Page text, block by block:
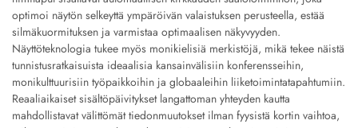
optimoi näytön selkeyttä ympäröivän valaistuksen perusteella, estää
silmäkuormituksen ja varmistaa optimaalisen näkyvyyden.
Näyttöteknologia tukee myös monikielisiä merkistöjä, mikä tekee näistä
tunnistusratkaisuista ideaalisia kansainvälisiin konferensseihin,
monikulttuurisiin työpaikkoihin ja globaaleihin liiketoimintatapahtumiin.
Reaaliaikaiset sisältöpäivitykset langattoman yhteyden kautta
mahdollistavat välittömät tiedonmuutokset ilman fyysistä kortin vaihtoa,